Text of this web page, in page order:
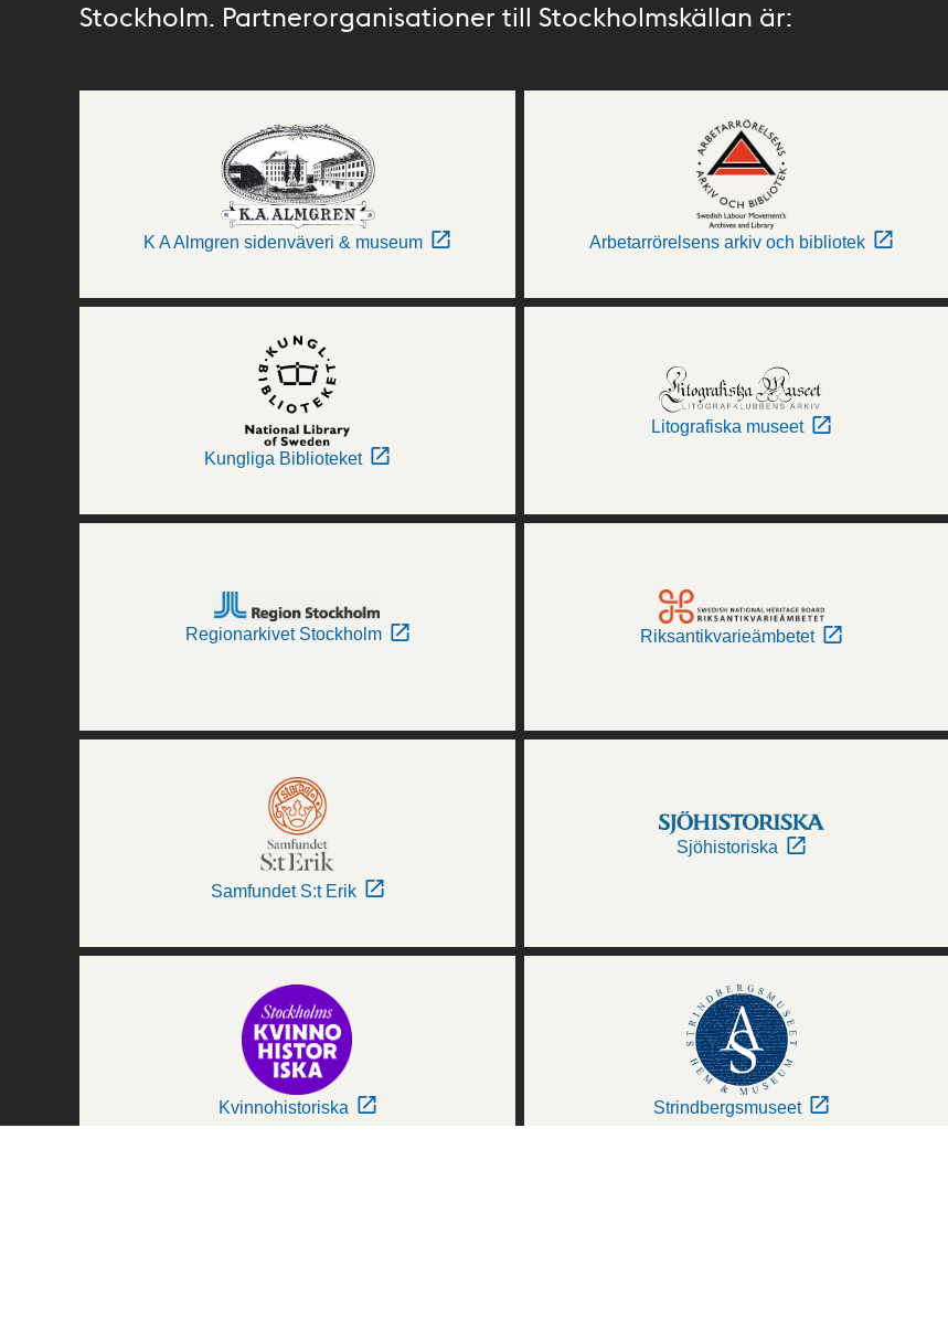
Stockholm. Partnerorganisationer till Stockholmskällan är:
K A Almgren sidenväveri & museum Arbetarrörelsens arkiv och bibliotek
Kungliga Biblioteket
Litografiska museet
Regionarkivet Stockholm Riksantikvarieämbetet
Samfundet S:t Erik
Sjöhistoriska
Kvinnohistoriska Strindbergsmuseet